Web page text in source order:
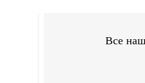
Все